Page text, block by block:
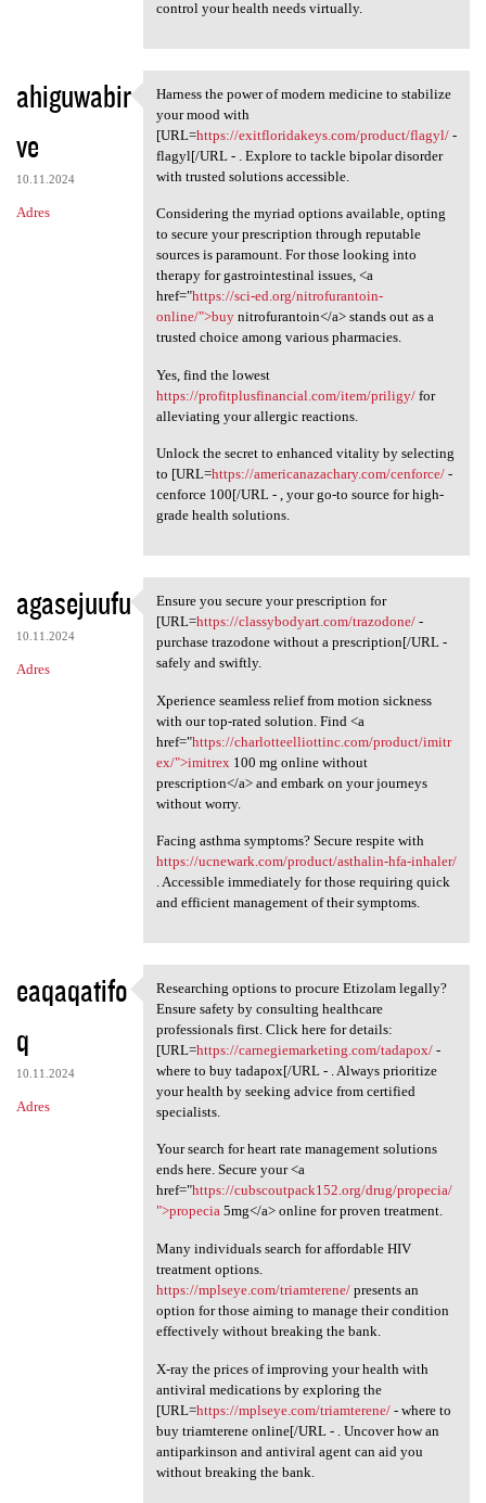
control your health needs virtually.
ahiguwabir
ve
10.11.2024
Adres
Harness the power of modern
Harness the power of modern medicine to stabilize
your mood with
[URL=https://exitfloridakeys.com/product/flagyl/-
flagyl[/URL - . Explore to tackle bipolar disorder
with trusted solutions accessible.
Considering the myriad options available, opting
to secure your prescription through reputable
sources is paramount. For those looking into
therapy for gastrointestinal issues, <a
href="https://sci-ed.org/nitrofurantoin-
online/">buynitrofurantoin</a> stands out as a
trusted choice among various pharmacies.
Yes, find the lowest
https://profitplusfinancial.com/item/priligy/for
alleviating your allergic reactions.
Unlock the secret to enhanced vitality by selecting
to [URL=https://americanazachary.com/cenforce/-
cenforce 100[/URL - , your go-to source for high-
grade health solutions.
agasejuufu
10.11.2024
Adres
Ensure you secure your
Ensure you secure your prescription for
[URL=https://classybodyart.com/trazodone/-
purchase trazodone without a prescription[/URL -
safely and swiftly.
Xperience seamless relief from motion sickness
with our top-rated solution. Find <a
href="https://charlotteelliottinc.com/product/imitr
ex/">imitrex 100 mg online without
prescription</a> and embark on your journeys
without worry.
Facing asthma symptoms? Secure respite with
https://ucnewark.com/product/asthalin-hfa-inhaler/
. Accessible immediately for those requiring quick
and efficient management of their symptoms.
eaqaqatifo
q
10.11.2024
Adres
Researching options to
Researching options to procure Etizolam legally?
Ensure safety by consulting healthcare
professionals first. Click here for details:
[URL=https://carnegiemarketing.com/tadapox/-
where to buy tadapox[/URL - . Always prioritize
your health by seeking advice from certified
specialists.
Your search for heart rate management solutions
ends here. Secure your <a
href="https://cubscoutpack152.org/drug/propecia/
">propecia5mg</a> online for proven treatment.
Many individuals search for affordable HIV
treatment options.
https://mplseye.com/triamterene/presents an
option for those aiming to manage their condition
effectively without breaking the bank.
X-ray the prices of improving your health with
antiviral medications by exploring the
[URL=https://mplseye.com/triamterene/- where to
buy triamterene online[/URL - . Uncover how an
antiparkinson and antiviral agent can aid you
without breaking the bank.